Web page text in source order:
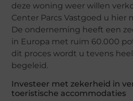
deze woning weer willen
Center Parcs Vastgoed u hier
De onderneming heeft een
in Europa met ruim 60.000
dit proces wordt u tevens
begeleid.
Investeer met zekerheid in
toeristische accommodaties